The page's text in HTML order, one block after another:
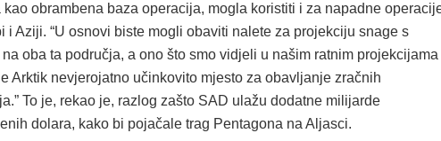
kao obrambena baza operacija, mogla koristiti i za napadne
i Aziji. “U osnovi biste mogli obaviti nalete za projekciju snage s
oba ta područja, a ono što smo vidjeli u našim ratnim projekcijama
Arktik nevjerojatno učinkovito mjesto za obavljanje zračnih
To je, rekao je, razlog zašto SAD ulažu dodatne milijarde
dolara, kako bi pojačale trag Pentagona na Aljasci.